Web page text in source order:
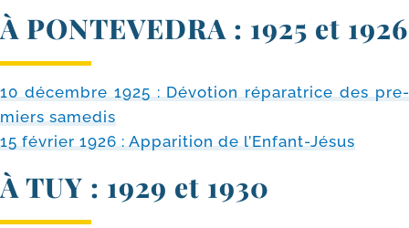
À PONTEVEDRA : 1925 et 1926
10 décembre 1925 : Dévotion répa­ra­trice des pre­
miers same­dis
15 février 1926 : Apparition de l’Enfant-Jésus
À TUY : 1929 et 1930